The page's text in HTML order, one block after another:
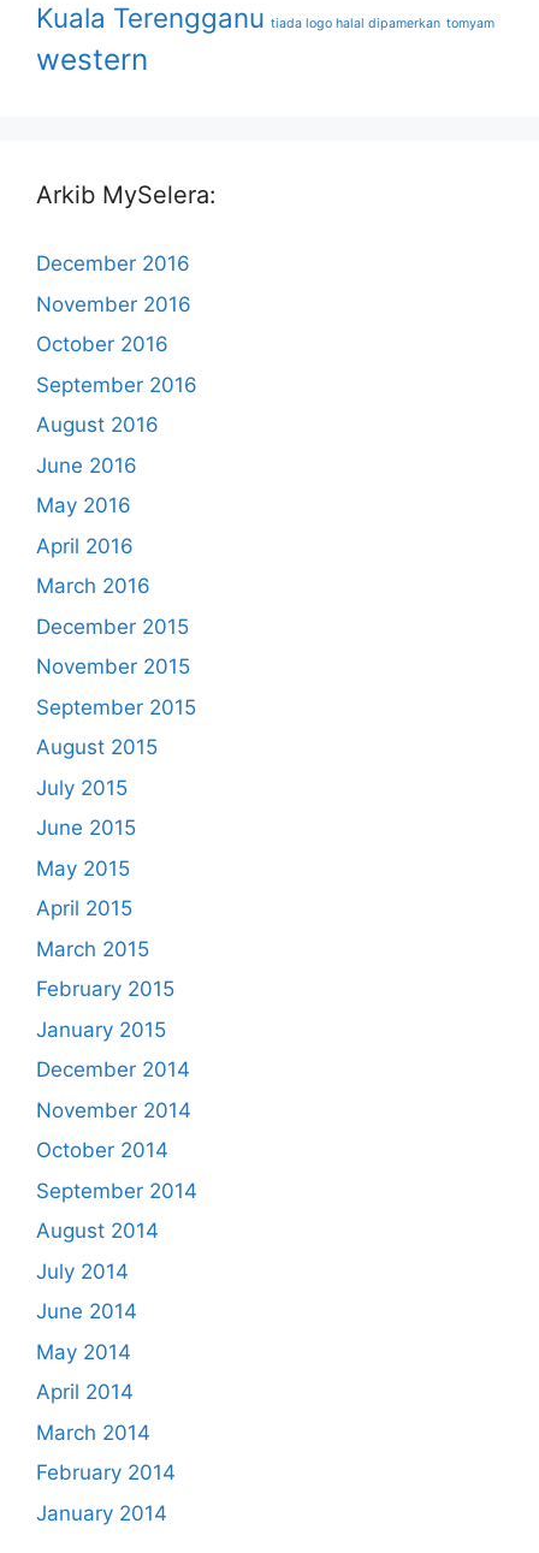
Kuala Terengganu tiada logo halal dipamerkan tomyam
western
Arkib MySelera:
December 2016
November 2016
October 2016
September 2016
August 2016
June 2016
May 2016
April 2016
March 2016
December 2015
November 2015
September 2015
August 2015
July 2015
June 2015
May 2015
April 2015
March 2015
February 2015
January 2015
December 2014
November 2014
October 2014
September 2014
August 2014
July 2014
June 2014
May 2014
April 2014
March 2014
February 2014
January 2014